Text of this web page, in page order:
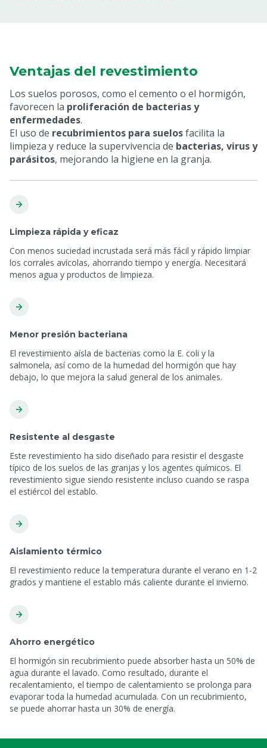
Ventajas del revestimiento
Los suelos porosos, como el cemento o el hormigón,
favorecen la proliferación de bacterias y
enfermedades.
El uso de recubrimientos para suelosfacilita la
limpieza y reduce la supervivencia de bacterias, virus y
parásitos, mejorando la higiene en la granja.
Limpieza rápida y eficaz
Con menos suciedad incrustada será más fácil y rápido limpiar
los corrales avícolas, ahorrando tiempo y energía. Necesitará
menos agua y productos de limpieza.
Menor presión bacteriana
El revestimiento aísla de bacterias como la E. coli y la
salmonela, así como de la humedad del hormigón que hay
debajo, lo que mejora la salud general de los animales.
Resistente al desgaste
Este revestimiento ha sido diseñado para resistir el desgaste
típico de los suelos de las granjas y los agentes químicos. El
revestimiento sigue siendo resistente incluso cuando se raspa
el estiércol del establo.
Aislamiento térmico
El revestimiento reduce la temperatura durante el verano en 1-2
grados y mantiene el establo más caliente durante el invierno.
Ahorro energético
El hormigón sin recubrimiento puede absorber hasta un 50% de
agua durante el lavado. Como resultado, durante el
recalentamiento, el tiempo de calentamiento se prolonga para
evaporar toda la humedad acumulada. Con un recubrimiento,
se puede ahorrar hasta un 30% de energía.